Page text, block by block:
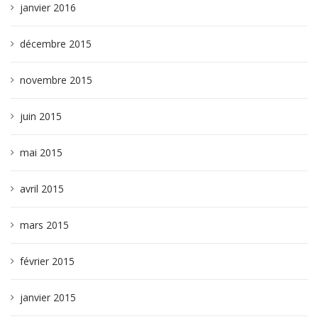
janvier 2016
décembre 2015
novembre 2015
juin 2015
mai 2015
avril 2015
mars 2015
février 2015
janvier 2015